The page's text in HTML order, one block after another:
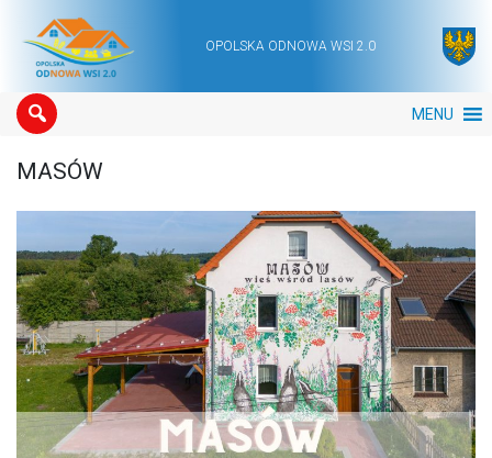
Main NavigationOPOLSKA ODNOWA WSI 2.0
MENU
MASÓW